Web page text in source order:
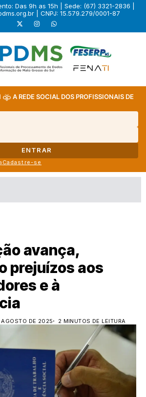
Das 9h as 15h | Sede: (67) 3321-2836 |
| CNPJ: 15.579.279/0001-87
A REDE SOCIAL DOS PROFISSIONAIS DE
ENTRAR
Cadastre-se
avança,
prejuízos aos
e à
AGOSTO DE 2025 2 MINUTOS DE LEITURA